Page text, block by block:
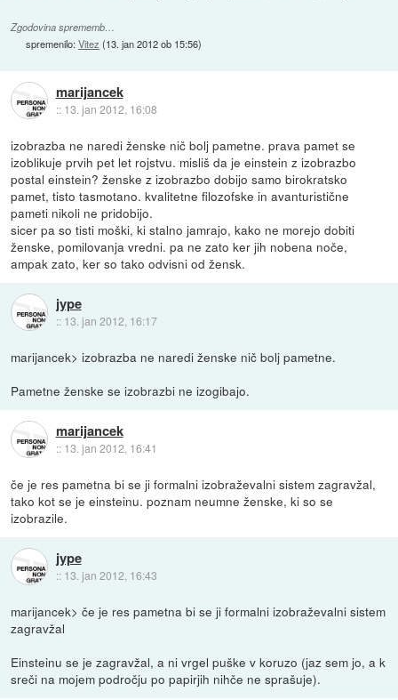
Zgodovina sprememb…
spremenilo:Vitez (13. jan 2012 ob 15:56)
marijancek
:: 13. jan 2012, 16:08
izobrazba ne naredi ženske nič bolj pametne. prava pamet se
izoblikuje prvih pet let rojstvu. misliš da je einstein z izobrazbo
postal einstein? ženske z izobrazbo dobijo samo birokratsko
pamet, tisto tasmotano. kvalitetne filozofske in avanturistične
pameti nikoli ne pridobijo.
sicer pa so tisti moški, ki stalno jamrajo, kako ne morejo dobiti
ženske, pomilovanja vredni. pa ne zato ker jih nobena noče,
ampak zato, ker so tako odvisni od žensk.
jype
:: 13. jan 2012, 16:17
marijancek> izobrazba ne naredi ženske nič bolj pametne.
Pametne ženske se izobrazbi ne izogibajo.
marijancek
:: 13. jan 2012, 16:41
če je res pametna bi se ji formalni izobraževalni sistem zagravžal,
tako kot se je einsteinu. poznam neumne ženske, ki so se
izobrazile.
jype
:: 13. jan 2012, 16:43
marijancek> če je res pametna bi se ji formalni izobraževalni sistem
zagravžal
Einsteinu se je zagravžal, a ni vrgel puške v koruzo (jaz sem jo, a k
sreči na mojem področju po papirjih nihče ne sprašuje).